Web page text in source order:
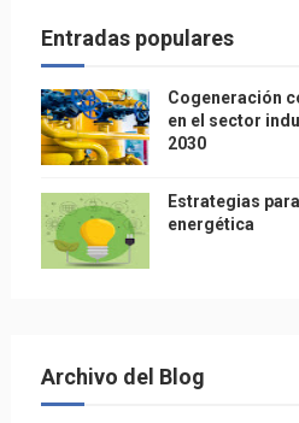
Entradas populares
Cogeneración
en el sector
2030
Estrategias
energética
Archivo del Blog